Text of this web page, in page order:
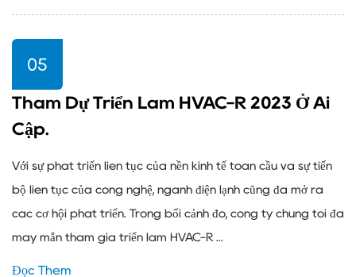
05
Tham Dự Triển Lãm HVAC-R 2023 Ở Ai
Cập.
Với sự phát triển liên tục của nền kinh tế toàn cầu và sự tiến
bộ liên tục của công nghệ, ngành điện lạnh cũng đã mở ra
các cơ hội phát triển. Trong bối cảnh đó, công ty chúng tôi đã
may mắn tham gia triển lãm HVAC-R ...
Đọc Thêm